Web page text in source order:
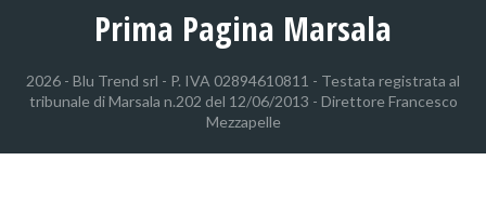
Prima Pagina Marsala
2026 - Blu Trend srl - P. IVA 02894610811 - Testata registrata al
tribunale di Marsala n.202 del 12/06/2013 - Direttore Francesco
Mezzapelle